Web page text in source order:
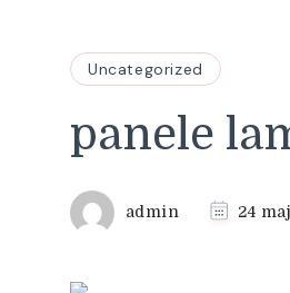
Uncategorized
panele
admin 24